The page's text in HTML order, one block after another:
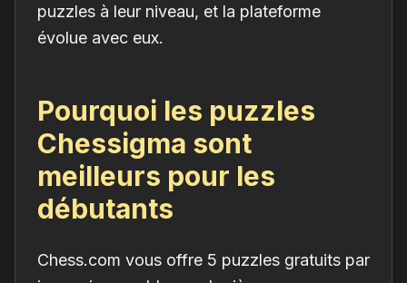
puzzles à leur niveau, et la plateforme
évolue avec eux.
Pourquoi les puzzles
Chessigma sont
meilleurs pour les
débutants
Chess.com vous offre 5 puzzles gratuits par